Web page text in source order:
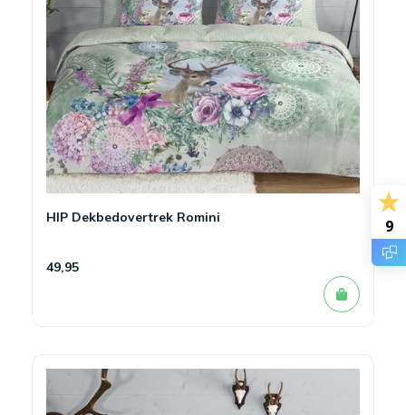
HIP Dekbedovertrek Romini
49,95
9